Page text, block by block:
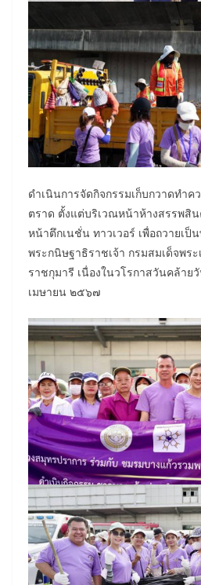
ดำเนินการจัดกิจกรรมเก็บกวาดทำ
ตราด ตั้งแต่บริเวณหน้าห้างสรรพสิน
หน้าตึกเนชั่น ทาวเวอร์ เพื่อถวายเป็
พระกนิษฐาธิราชเจ้า กรมสมเด็จพร
ราชกุมารี เนื่องในวโรกาสวันคล้า
เมษายน ๒๕๖๗